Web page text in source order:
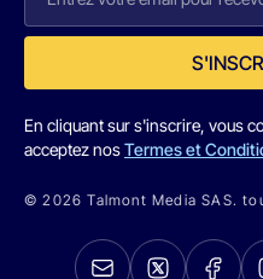
En cliquant sur s'inscrire, vous
acceptez nosTermes et
© 2026 Talmont Media SAS.